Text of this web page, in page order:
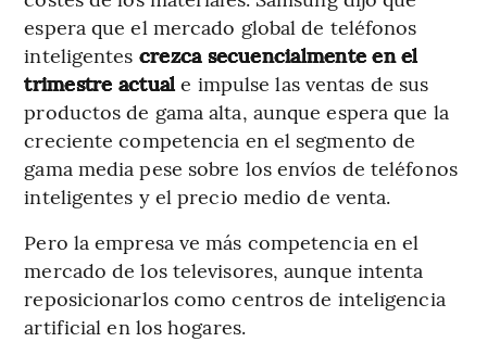
espera que el mercado global de teléfonos
inteligentes crezca secuencialmente en el
trimestre actuale impulse las ventas de sus
productos de gama alta, aunque espera que la
creciente competencia en el segmento de
gama media pese sobre los envíos de teléfonos
inteligentes y el precio medio de venta.
Pero la empresa ve más competencia en el
mercado de los televisores, aunque intenta
reposicionarlos como centros de inteligencia
artificial en los hogares.